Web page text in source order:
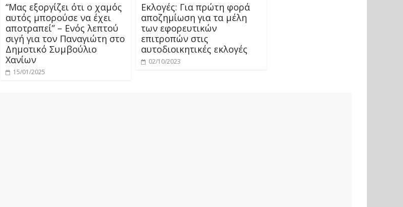
“Μας εξοργίζει ότι ο χαμός
αυτός μπορούσε να έχει
αποτραπεί” – Ενός λεπτού
σιγή για τον Παναγιώτη στο
Δημοτικό Συμβούλιο
Χανίων
15/01/2025
Εκλογές: Για πρώτη φορά
αποζημίωση για τα μέλη
των εφορευτικών
επιτροπών στις
αυτοδιοικητικές εκλογές
02/10/2023